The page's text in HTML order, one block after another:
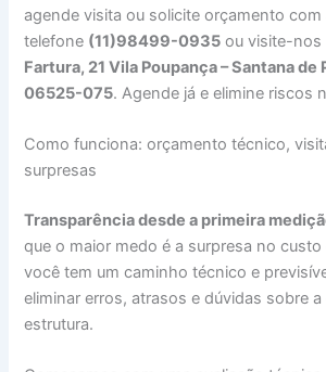
agende visita ou solicite orçamento com
telefone (11)98499-0935 ou visite-nos
Fartura, 21 Vila Poupança – Santana de
06525-075. Agende já e elimine riscos
Como funciona: orçamento técnico,
surpresas
Transparência desde a primeira
que o maior medo é a surpresa no
você tem um caminho técnico e
eliminar erros, atrasos e dúvidas sobre
estrutura.